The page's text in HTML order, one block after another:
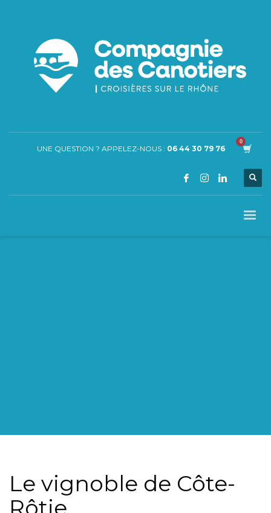
UNE QUESTION ? APPELEZ-NOUS : 06 44 30 79 76
Le vignoble de Côte-
Rôtie